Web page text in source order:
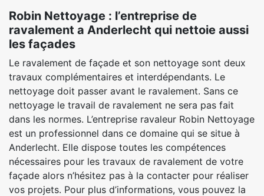
Robin Nettoyage : l’entreprise de
ravalement a Anderlecht qui nettoie aussi
les façades
Le ravalement de façade et son nettoyage sont deux
travaux complémentaires et interdépendants. Le
nettoyage doit passer avant le ravalement. Sans ce
nettoyage le travail de ravalement ne sera pas fait
dans les normes. L’entreprise ravaleur Robin Nettoyage
est un professionnel dans ce domaine qui se situe à
Anderlecht. Elle dispose toutes les compétences
nécessaires pour les travaux de ravalement de votre
façade alors n’hésitez pas à la contacter pour réaliser
vos projets. Pour plus d’informations, vous pouvez la